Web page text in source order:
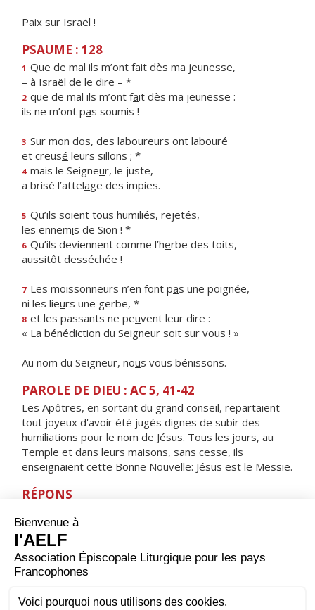
Paix sur Israël !
PSAUME : 128
1 Que de mal ils m’ont fait dès ma jeunesse,
– à Israël de le dire – *
2 que de mal ils m’ont fait dès ma jeunesse :
ils ne m’ont pas soumis !
3 Sur mon dos, des laboureurs ont labouré
et creusé leurs sillons ; *
4 mais le Seigneur, le juste,
a brisé l’attelage des impies.
5 Qu’ils soient tous humiliés, rejetés,
les ennemis de Sion ! *
6 Qu’ils deviennent comme l’herbe des toits,
aussitôt desséchée !
7 Les moissonneurs n’en font pas une poignée,
ni les lieurs une gerbe, *
8 et les passants ne peuvent leur dire :
« La bénédiction du Seigneur soit sur vous ! »
Au nom du Seigneur, nous vous bénissons.
PAROLE DE DIEU : AC 5, 41-42
Les Apôtres, en sortant du grand conseil, repartaient
tout joyeux d'avoir été jugés dignes de subir des
humiliations pour le nom de Jésus. Tous les jours, au
Temple et dans leurs maisons, sans cesse, ils
enseignaient cette Bonne Nouvelle: Jésus est le Messie.
RÉPONS
vos noms sont inscrits dans les cieux.
ORAISON
Dieu tout-puissant, puisque saint Jacques fut le premier
ton Église de trouver dans son témoignage une force,